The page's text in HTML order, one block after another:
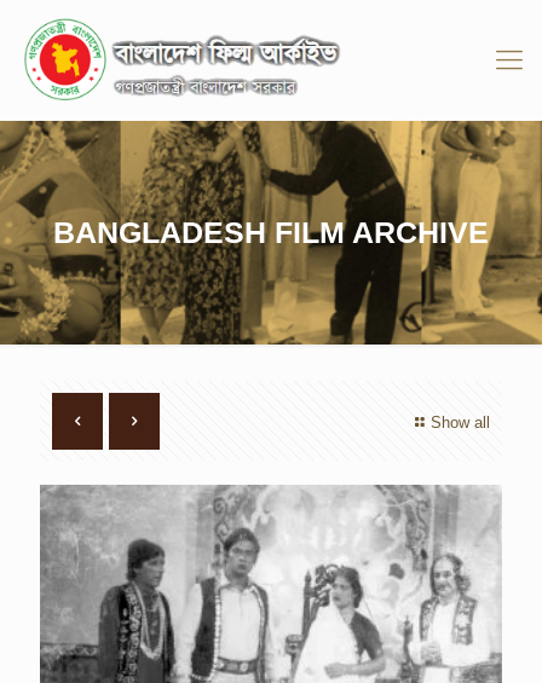
BANGLADESH FILM ARCHIVE
Show all